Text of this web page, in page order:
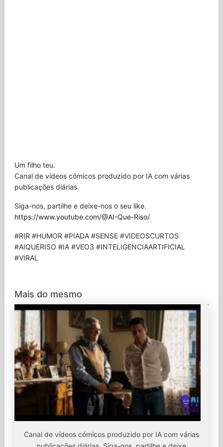
Um filho teu.
Canal de vídeos cómicos produzido por IA com várias
publicações diárias.
Siga-nos, partilhe e deixe-nos o seu like.
https://www.youtube.com/@AI-Que-Riso/
#RIR #HUMOR #PIADA #SENSE #VIDEOSCURTOS
#AIQUERISO #IA #VEO3 #INTELIGENCIAARTIFICIAL
#VIRAL
Mais do mesmo
Canal de vídeos cómicos produzido por IA com várias